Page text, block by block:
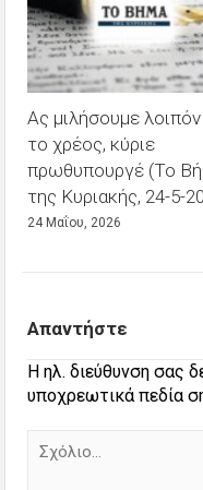
Ας μιλήσουμε λοιπόν
το χρέος, κύριε
πρωθυπουργέ (Το
της Κυριακής, 24-5-
24 Μαΐου, 2026
Απαντήστε
Η ηλ. διεύθυνση σας
υποχρεωτικά πεδία